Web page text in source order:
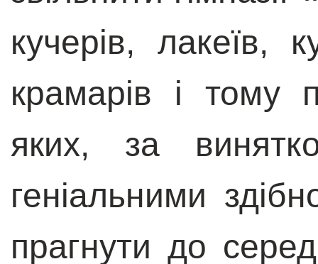
кучерів, лакеїв,
крамарів і тому
яких, за
геніальними
прагнути до